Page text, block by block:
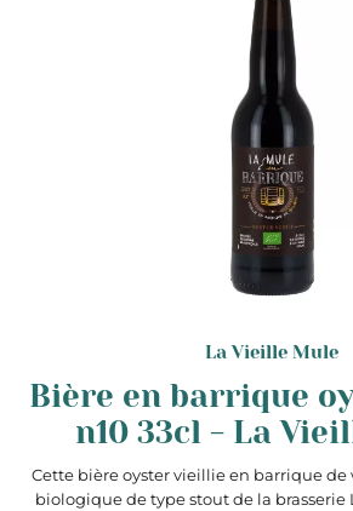
La Vieille Mule
Bière en barrique
n10 33cl - La
Cette bière oyster vieillie en barrique de
biologique de type stout de la brasserie